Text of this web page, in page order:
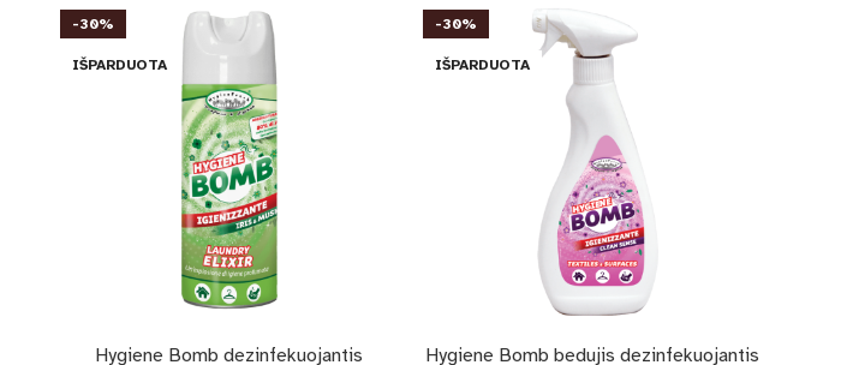
-30%
IŠPARDUOTA
Hygiene Bomb dezinfekuojantis
-30%
IŠPARDUOTA
Hygiene Bomb bedujis dezinfekuojantis